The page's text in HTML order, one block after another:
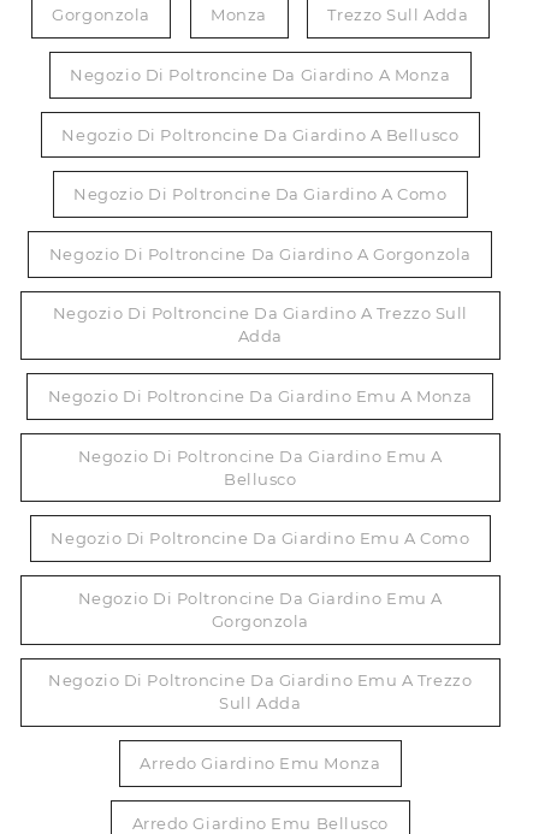
Gorgonzola Monza Trezzo Sull Adda
Negozio Di Poltroncine Da Giardino A Monza
Negozio Di Poltroncine Da Giardino A Bellusco
Negozio Di Poltroncine Da Giardino A Como
Negozio Di Poltroncine Da Giardino A Gorgonzola
Negozio Di Poltroncine Da Giardino A Trezzo Sull
Adda
Negozio Di Poltroncine Da Giardino Emu A Monza
Negozio Di Poltroncine Da Giardino Emu A
Bellusco
Negozio Di Poltroncine Da Giardino Emu A Como
Negozio Di Poltroncine Da Giardino Emu A
Gorgonzola
Negozio Di Poltroncine Da Giardino Emu A Trezzo
Sull Adda
Arredo Giardino Emu Monza
Arredo Giardino Emu Bellusco